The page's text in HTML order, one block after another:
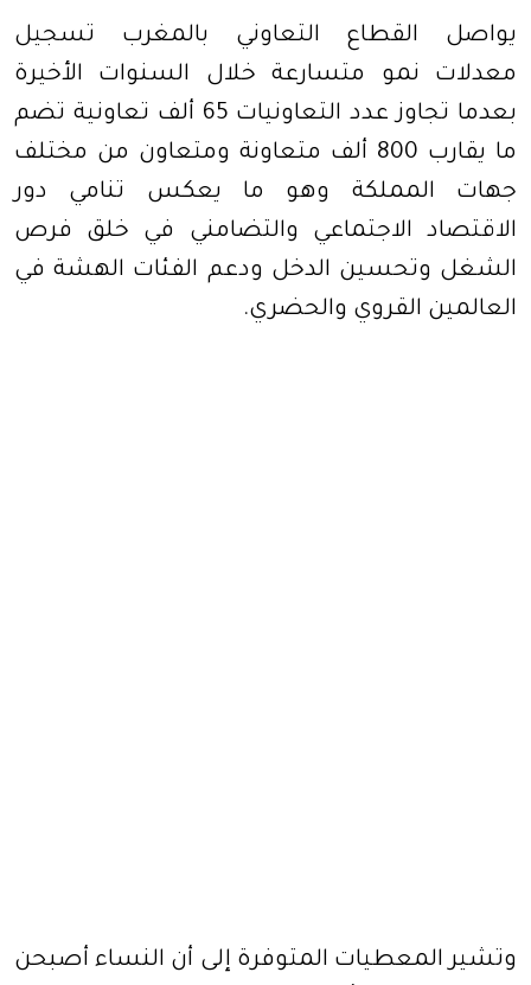
يواصل القطاع التعاوني بالمغرب تسجيل
معدلات نمو متسارعة خلال السنوات الأخيرة
بعدما تجاوز عدد التعاونيات 65 ألف تعاونية تضم
ما يقارب 800 ألف متعاونة ومتعاون من مختلف
جهات المملكة وهو ما يعكس تنامي دور
الاقتصاد الاجتماعي والتضامني في خلق فرص
الشغل وتحسين الدخل ودعم الفئات الهشة في
العالمين القروي والحضري.
وتشير المعطيات المتوفرة إلى أن النساء أصبحن